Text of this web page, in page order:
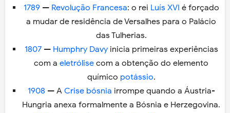
1789— Revolução Francesa: o rei Luís XVI é forçado
a mudar de residência de Versalhes para o Palácio
das Tulherias.
1807— Humphry Davyinicia primeiras experiências
com a eletrólise com a obtenção do elemento
químico potássio.
1908 — A Crise bósnia irrompe quando a Áustria-
Hungria anexa formalmente a Bósnia e Herzegovina.